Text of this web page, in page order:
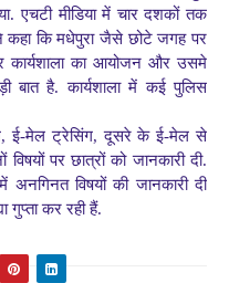
एचटी मीडियामें चार दशकों तक
कि मधेपुरा जैसे छोटे जगह पर
कार्यशाला का आयोजन और उसमे
बात है. कार्यशाला में कई पुलिस
ई-मेल ट्रेसिंग, दूसरे के ई-मेल से
पर छात्रों को जानकारी दी.
विषयों की जानकारी दी
गुप्ता कर रही हैं.